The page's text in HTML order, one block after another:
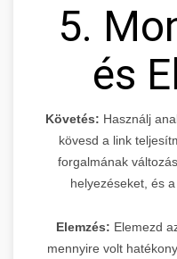
5.
és
Követés: Használj
kövesd a link
forgalmának
helyezéseket, és
Elemzés: Elemezd
mennyire volt